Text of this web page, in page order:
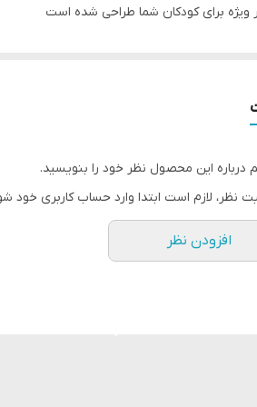
ویژه برای کودکان شما طراحی شده است
درباره این محصول نظر خود را بنویسید.
نظر، لازم است ابتدا وارد حساب کاربری خود
افزودن نظر